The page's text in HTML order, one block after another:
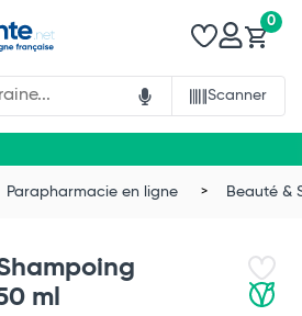
Scanner
0
Parapharmacie en ligne Beauté &
ml